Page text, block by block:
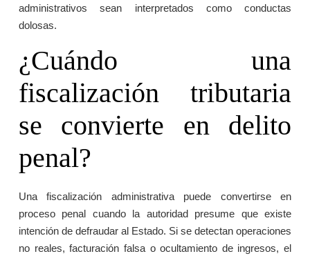
administrativos sean interpretados como conductas
dolosas.
¿Cuándo una
fiscalización tributaria
se convierte en delito
penal?
Una fiscalización administrativa puede convertirse en
proceso penal cuando la autoridad presume que existe
intención de defraudar al Estado. Si se detectan operaciones
no reales, facturación falsa o ocultamiento de ingresos, el